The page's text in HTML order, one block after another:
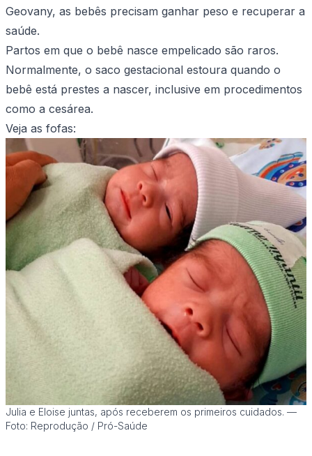
Geovany, as bebês precisam ganhar peso e recuperar a
saúde.
Partos em que o bebê nasce empelicado são raros.
Normalmente, o saco gestacional estoura quando o
bebê está prestes a nascer, inclusive em procedimentos
como a cesárea.
Veja as fofas:
Julia e Eloise juntas, após receberem os primeiros cuidados. —
Foto: Reprodução / Pró-Saúde